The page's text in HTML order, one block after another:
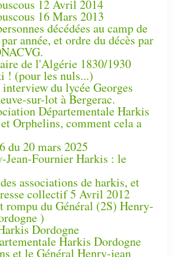
12 Avril 2014
16 Mars 2013
décédées au camp de
année, et ordre du décès par
de l'Algérie 1830/1930
! (pour les nuls...)
du lycée Georges
sur-lot à Bergerac.
Départementale Harkis
Orphelins, comment cela a
du 20 mars 2025
Jean-Fournier Harkis : le
associations de harkis, et
collectif 5 Avril 2012
rompu du Général (2S) Henry-
)
Dordogne
Harkis Dordogne
et le Général Henry-jean